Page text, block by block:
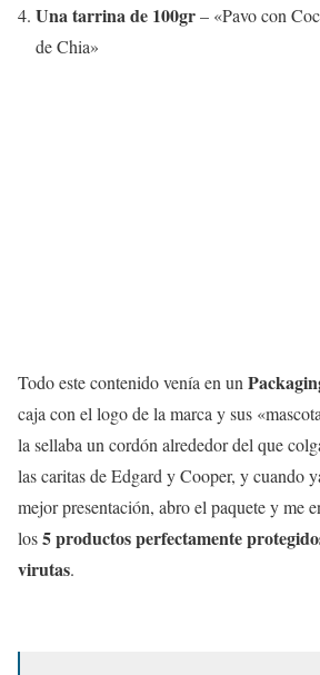
Una tarrina de 100gr– «Pavo con
de Chia»
Todo este contenido venía en un
caja con el logo de la marca y sus
la sellaba un cordón alrededor del que
las caritas de Edgard y Cooper, y cuando
mejor presentación, abro el paquete y me
los5 productos perfectamente
virutas.